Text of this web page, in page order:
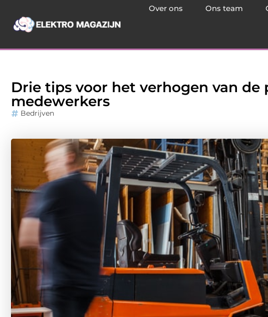
Over ons Ons team
Drie tips voor het verhogen van
medewerkers
Bedrijven